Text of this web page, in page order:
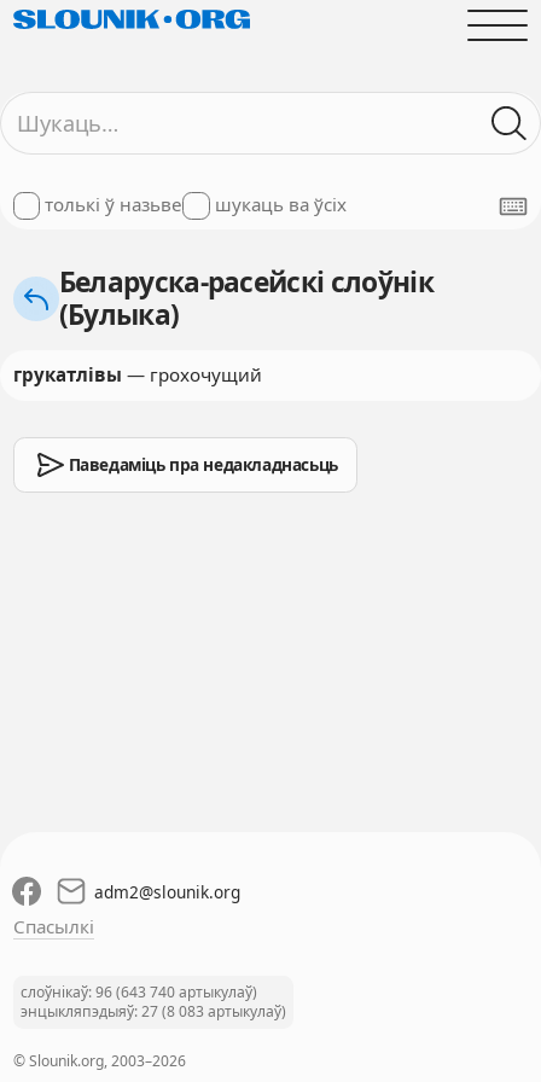
толькі ў назьве шукаць ва ўсіх
Беларуска-расейскі слоўнік
(Булыка)
грукатлівы — грохочущий
Паведаміць пра недакладнасьць
adm2@slounik.org
Спасылкі
слоўнікаў: 96 (643 740 артыкулаў)
энцыкляпэдыяў: 27 (8 083 артыкулаў)
© Slounik.org, 2003–2026